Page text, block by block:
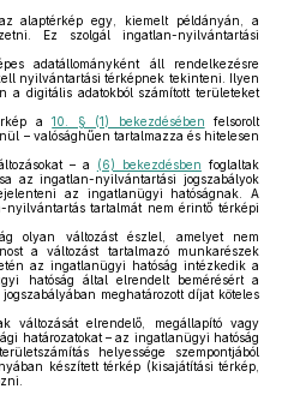
alaptérkép egy, kiemelt példányán, a
Ez szolgál ingatlan-nyilvántartási
adatállományként áll rendelkezésre
nyilvántartási térképnek tekinteni. Ilyen
a digitális adatokból számított területeket
a10. § (1) bekezdésében felsorolt
– valósághűen tartalmazza és hitelesen
– a (6) bekezdésben foglaltak
az ingatlan-nyilvántartási jogszabályok
az ingatlanügyi hatóságnak. A
nyilvántartás tartalmát nem érintő térképi
olyan változást észlel, amelyet nem
a változást tartalmazó munkarészek
az ingatlanügyi hatóság intézkedik a
hatóság által elrendelt bemérésért a
meghatározott díjat köteles
változását elrendelő, megállapító vagy
határozatokat – az ingatlanügyi hatóság
helyessége szempontjából
készített térkép (kisajátítási térkép,